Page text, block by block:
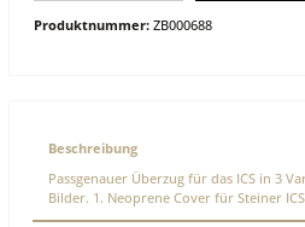
Produktnummer: ZB000688
Beschreibung
Passgenauer Überzug für das ICS in 3
Bilder. 1. Neoprene Cover für Steiner